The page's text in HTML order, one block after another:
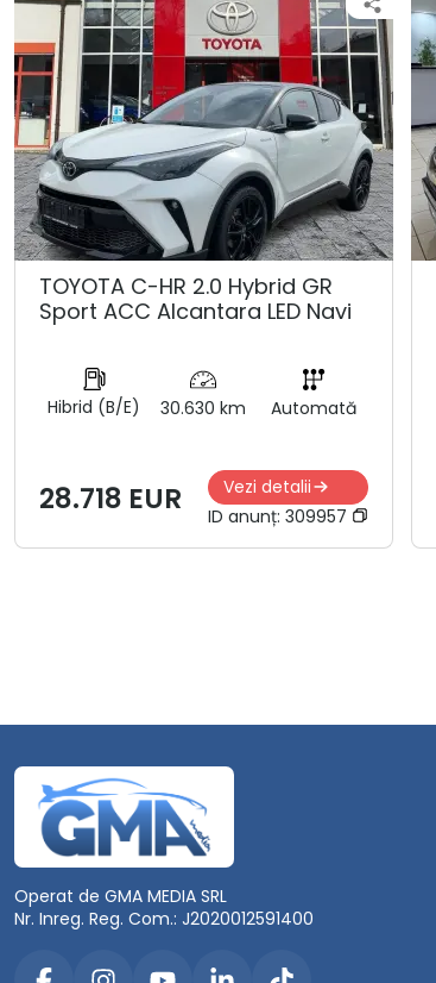
TOYOTA C-HR 2.0 Hybrid GR
Sport ACC Alcantara LED Navi
Hibrid (B/E) 30.630 km Automată
28.718 EUR
Vezi detalii
ID anunț: 309957
Operat de GMA MEDIA SRL
Nr. Inreg. Reg. Com.: J2020012591400